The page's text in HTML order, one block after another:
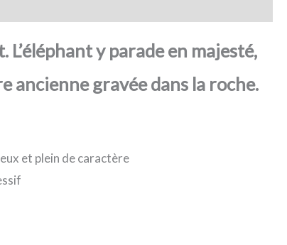
y parade en majesté,
ancienne gravée dans la roche.
et plein de caractère